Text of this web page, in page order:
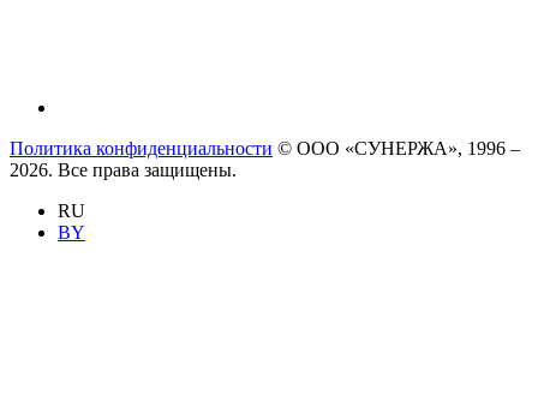
Политика конфиденциальности © ООО «СУНЕРЖА», 1996 –
2026. Все права защищены.
RU
BY